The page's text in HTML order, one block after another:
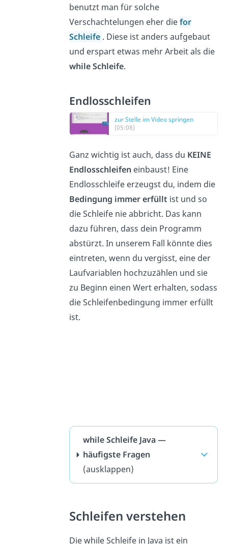
benutzt man für solche
Verschachtelungen eher diefor
Schleife . Diese ist anders aufgebaut
und erspart etwas mehr Arbeit als die
while Schleife.
Endlosschleifen
zur Stelle im Video springen
(05:08)
Ganz wichtig ist auch, dass du KEINE
Endlosschleifen einbaust! Eine
Endlosschleife erzeugst du, indem die
Bedingung immer erfüllt ist und so
die Schleife nie abbricht. Das kann
dazu führen, dass dein Programm
abstürzt. In unserem Fall könnte dies
eintreten, wenn du vergisst, eine der
Laufvariablen hochzuzählen und sie
zu Beginn einen Wert erhalten, sodass
die Schleifenbedingung immer erfüllt
ist.
while Schleife Java —
häufigste Fragen
(ausklappen)
Schleifen verstehen
Die while Schleife in Java ist ein